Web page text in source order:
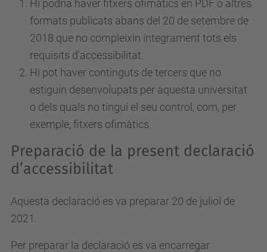
Hi podria haver fitxers ofimàtics en PDF o altres
formats publicats abans del 20 de setembre de
2018 que no compleixin íntegrament tots els
requisits d'accessibilitat.
Hi pot haver continguts de tercers que no
estiguin desenvolupats per aquesta universitat
o dels quals no tingui el seu control, com, per
exemple, fitxers ofimàtics.
Preparació de la present declaració
d’accessibilitat
Aquesta declaració es va preparar 20 de juliol de
2021.
Per preparar la declaració es va encarregar